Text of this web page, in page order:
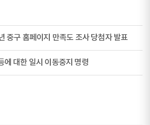
중구 홈페이지 만족도 조사 당첨자 발표
에 대한 일시 이동중지 명령